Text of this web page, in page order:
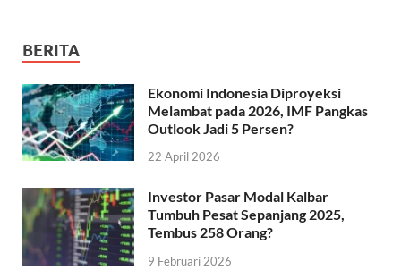
BERITA
Ekonomi Indonesia Diproyeksi
Melambat pada 2026, IMF Pangkas
Outlook Jadi 5 Persen?
22 April 2026
Investor Pasar Modal Kalbar
Tumbuh Pesat Sepanjang 2025,
Tembus 258 Orang?
9 Februari 2026